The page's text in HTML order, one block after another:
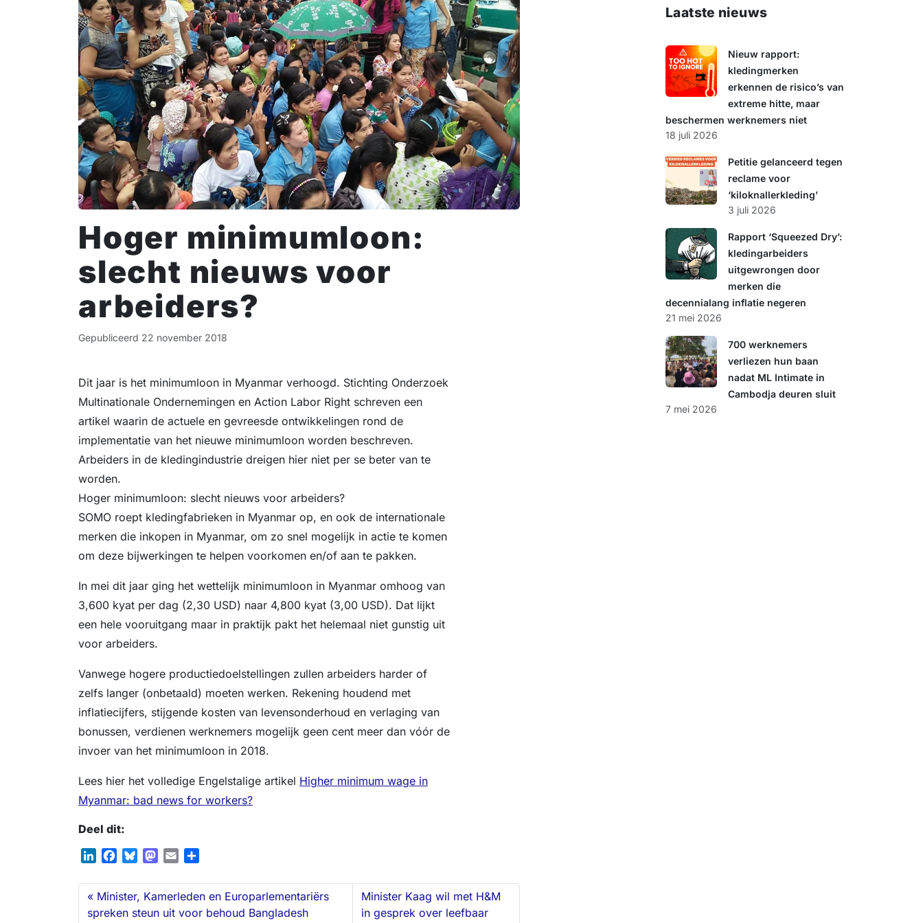
Hoger minimumloon:
slecht nieuws voor
arbeiders?
Gepubliceerd 22 november 2018
Dit jaar is het minimumloon in Myanmar verhoogd. Stichting Onderzoek
Multinationale Ondernemingen en Action Labor Right schreven een
artikel waarin de actuele en gevreesde ontwikkelingen rond de
implementatie van het nieuwe minimumloon worden beschreven.
Arbeiders in de kledingindustrie dreigen hier niet per se beter van te
worden.
Hoger minimumloon: slecht nieuws voor arbeiders?
SOMO roept kledingfabrieken in Myanmar op, en ook de internationale
merken die inkopen in Myanmar, om zo snel mogelijk in actie te komen
om deze bijwerkingen te helpen voorkomen en/of aan te pakken.
In mei dit jaar ging het wettelijk minimumloon in Myanmar omhoog van
3,600 kyat per dag (2,30 USD) naar 4,800 kyat (3,00 USD). Dat lijkt
een hele vooruitgang maar in praktijk pakt het helemaal niet gunstig uit
voor arbeiders.
Vanwege hogere productiedoelstellingen zullen arbeiders harder of
zelfs langer (onbetaald) moeten werken. Rekening houdend met
inflatiecijfers, stijgende kosten van levensonderhoud en verlaging van
bonussen, verdienen werknemers mogelijk geen cent meer dan vóór de
invoer van het minimumloon in 2018.
Lees hier het volledige Engelstalige artikel Higher minimum wage in
Myanmar: bad news for workers?
Deel dit:
n
k
e
c
e
b
u
e
s
M
s
t
o
a
i
l
l
e
n
Minister, Kamerleden en Europarlementariërs
spreken steun uit voor behoud Bangladesh
Minister Kaag wil met H&M
in gesprek over leefbaar
k
n
Laatste nieuws
Nieuw rapport:
kledingmerken
erkennen de risico’s van
extreme hitte, maar
beschermen werknemers niet
18 juli 2026
Petitie gelanceerd tegen
reclame voor
‘kiloknallerkleding’
3 juli 2026
Rapport ‘Squeezed Dry’:
kledingarbeiders
uitgewrongen door
merken die
decennialang inflatie negeren
21 mei 2026
700 werknemers
verliezen hun baan
nadat ML Intimate in
Cambodja deuren sluit
7 mei 2026